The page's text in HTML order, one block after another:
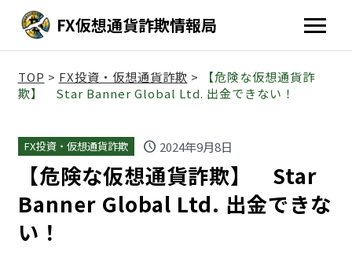
FX仮想通貨詐欺情報局
TOP > FX投資・仮想通貨詐欺 >
【危険な仮想通貨詐
欺】 Star Banner Global Ltd. 出金できない！
FX投資・仮想通貨詐欺 schedule 2024年9月8日
【危険な仮想通貨詐欺】 Star
Banner Global Ltd. 出金できな
い！